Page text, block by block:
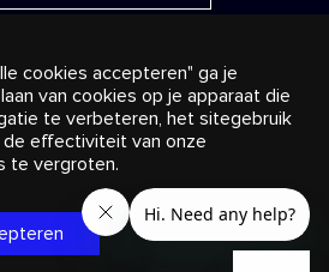
Streaming en distributie
Bedrijfsoplossingen
Cookies settings
Inc. Alle rechten voorbehouden.
MUSIC en andere verwante merken
van Stingray Group in Canada,
cookies accepteren" ga je
van cookies op je apparaat die
te verbeteren, het sitegebruik
de effectiviteit van onze
te vergroten.